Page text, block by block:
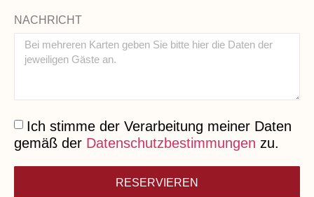
NACHRICHT
Ich stimme der Verarbeitung meiner Daten
gemäß der Datenschutzbestimmungen zu.
RESERVIEREN